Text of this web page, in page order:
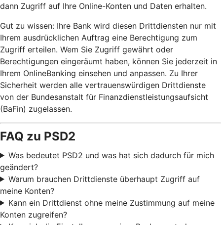
dann Zugriff auf Ihre Online-Konten und Daten erhalten.
Gut zu wissen: Ihre Bank wird diesen Drittdiensten nur mit
Ihrem ausdrücklichen Auftrag eine Berechtigung zum
Zugriff erteilen. Wem Sie Zugriff gewährt oder
Berechtigungen eingeräumt haben, können Sie jederzeit in
Ihrem OnlineBanking einsehen und anpassen. Zu Ihrer
Sicherheit werden alle vertrauenswürdigen Drittdienste
von der Bundesanstalt für Finanzdienstleistungsaufsicht
(BaFin) zugelassen.
FAQ zu PSD2
Was bedeutet PSD2 und was hat sich dadurch für mich
geändert?
Warum brauchen Drittdienste überhaupt Zugriff auf
meine Konten?
Kann ein Drittdienst ohne meine Zustimmung auf meine
Konten zugreifen?